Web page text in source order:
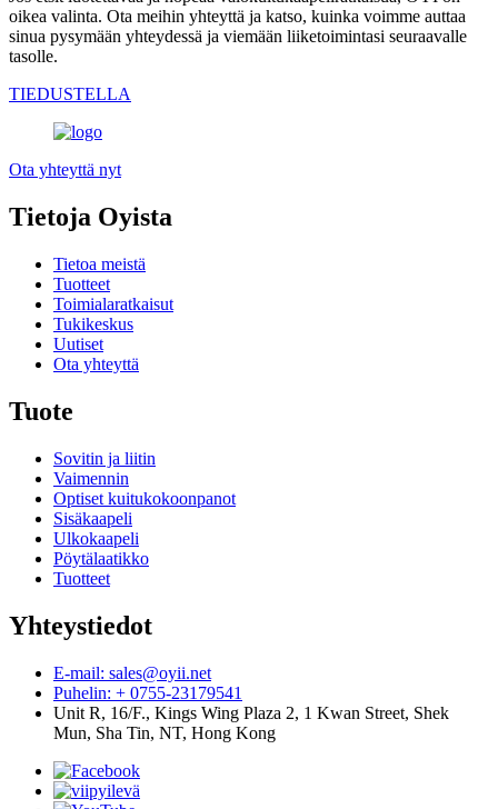
oikea valinta. Ota meihin yhteyttä ja katso, kuinka voimme auttaa
sinua pysymään yhteydessä ja viemään liiketoimintasi seuraavalle
tasolle.
TIEDUSTELLA
Ota yhteyttä nyt
Tietoja Oyista
Tietoa meistä
Tuotteet
Toimialaratkaisut
Tukikeskus
Uutiset
Ota yhteyttä
Tuote
Sovitin ja liitin
Vaimennin
Optiset kuitukokoonpanot
Sisäkaapeli
Ulkokaapeli
Pöytälaatikko
Tuotteet
Yhteystiedot
E-mail: sales@oyii.net
Puhelin: + 0755-23179541
Unit R, 16/F., Kings Wing Plaza 2, 1 Kwan Street, Shek
Mun, Sha Tin, NT, Hong Kong